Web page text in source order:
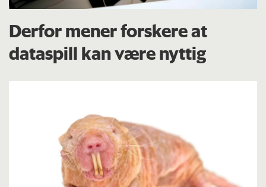
Derfor mener forskere at
dataspill kan være nyttig